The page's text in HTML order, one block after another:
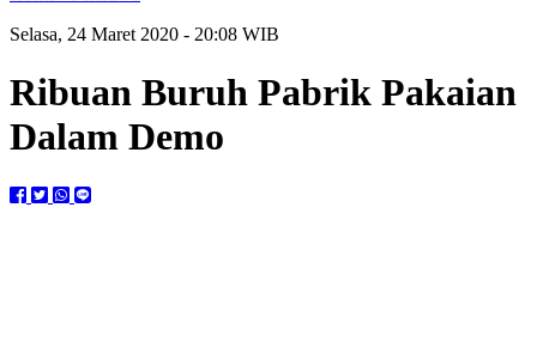
Selasa, 24 Maret 2020 - 20:08 WIB
Ribuan Buruh Pabrik Pakaian
Dalam Demo